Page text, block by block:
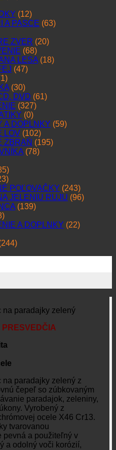
(12)
A PASCE (63)
ZVER (20)
(68)
LESA (18)
(47)
(30)
DVD (61)
(327)
(0)
A DOPLNKY (59)
LOV (102)
ZBRAŇ (195)
(78)
POĽOVAČKY (243)
JELENIU RUJU (96)
(139)
A DOPLNKY (22)
na paradajky zelený
paradajky zelený z
čepeľ so zúbkovaným
paradajok, zeleniny,
Vyrobený z
ocele X46 Cr13.
tvarovanou
pevná a použiteľný v
a odolný voči korózií,